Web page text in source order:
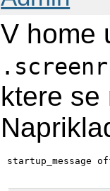
V home
ktere se